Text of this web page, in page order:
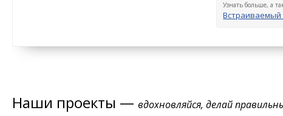
Узнать больше, а
Встраиваемый
Наши проекты — вдохновляйся, делай